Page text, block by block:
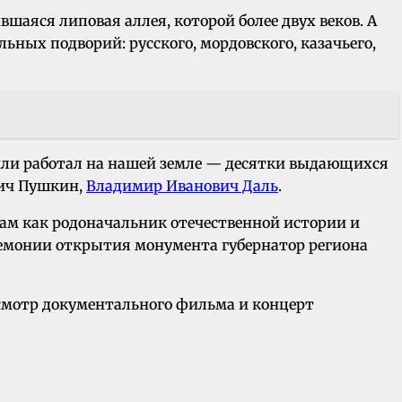
липовая аллея, которой более двух веков. А
подворий: русского, мордовского, казачьего,
работал на нашей земле — десятки выдающихся
Пушкин, Владимир Иванович Даль.
как родоначальник отечественной истории и
открытия монумента губернатор региона
документального фильма и концерт